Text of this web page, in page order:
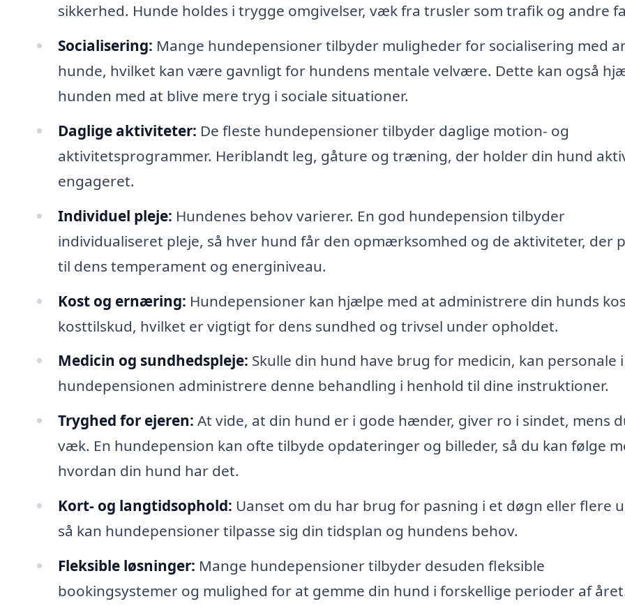
sikkerhed. Hunde holdes i trygge omgivelser, væk fra trusler som trafik og andre
Socialisering: Mange hundepensioner tilbyder muligheder for socialisering med
hunde, hvilket kan være gavnligt for hundens mentale velvære. Dette kan også
hunden med at blive mere tryg i sociale situationer.
Daglige aktiviteter: De fleste hundepensioner tilbyder daglige motion- og
aktivitetsprogrammer. Heriblandt leg, gåture og træning, der holder din hund
engageret.
Individuel pleje: Hundenes behov varierer. En god hundepension tilbyder
individualiseret pleje, så hver hund får den opmærksomhed og de aktiviteter, der
til dens temperament og energiniveau.
Kost og ernæring: Hundepensioner kan hjælpe med at administrere din hunds
kosttilskud, hvilket er vigtigt for dens sundhed og trivsel under opholdet.
Medicin og sundhedspleje: Skulle din hund have brug for medicin, kan personale i
hundepensionen administrere denne behandling i henhold til dine instruktioner.
Tryghed for ejeren: At vide, at din hund er i gode hænder, giver ro i sindet, mens
væk. En hundepension kan ofte tilbyde opdateringer og billeder, så du kan følge
hvordan din hund har det.
Kort- og langtidsophold: Uanset om du har brug for pasning i et døgn eller flere
så kan hundepensioner tilpasse sig din tidsplan og hundens behov.
Fleksible løsninger: Mange hundepensioner tilbyder desuden fleksible
bookingsystemer og mulighed for at gemme din hund i forskellige perioder af